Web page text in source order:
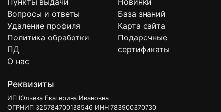
Вопросы и ответы
Удаление профиля
Политика обработки
ПД
О нас
База знаний
Карта сайта
Подарочные
сертификаты
Реквизиты
ИП Юльева Екатерина Ивановна
ОГРНИП 325784700188546 ИНН 783900370730